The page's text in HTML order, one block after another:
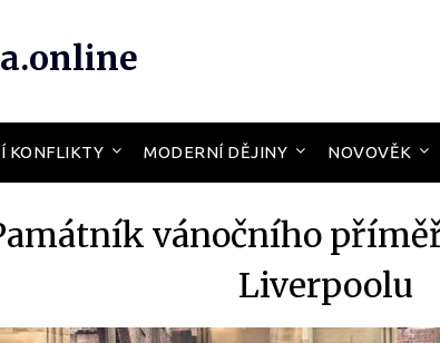
KONFLIKTY MODERNÍ DĚJINY NOVOVĚK
vánočního
Liverpoolu